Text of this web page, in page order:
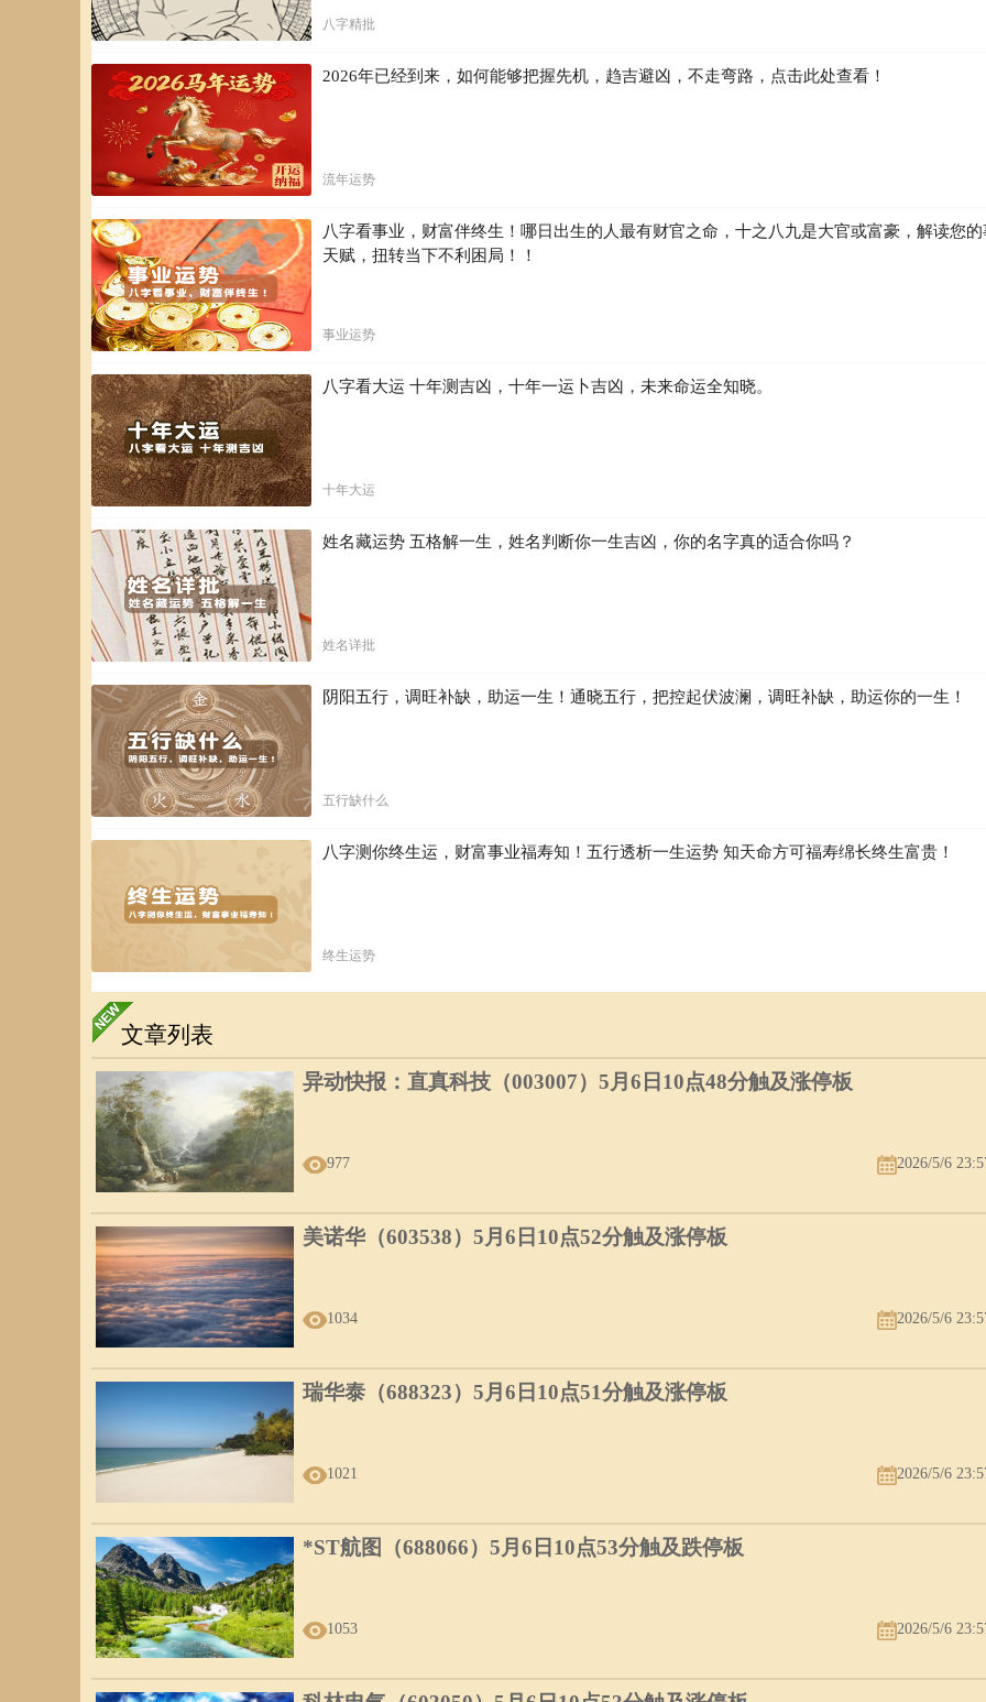
八字精批
2026年已经到来，如何能够把握先机，趋吉避凶，不走弯路，点击此处查看！
流年运势
八字看事业，财富伴终生！哪日出生的人最有财官之命，十之八九是大官或富豪，解读您
天赋，扭转当下不利困局！！
事业运势
八字看大运 十年测吉凶，十年一运卜吉凶，未来命运全知晓。
十年大运
姓名藏运势 五格解一生，姓名判断你一生吉凶，你的名字真的适合你吗？
姓名详批
阴阳五行，调旺补缺，助运一生！通晓五行，把控起伏波澜，调旺补缺，助运你的一生！
五行缺什么
八字测你终生运，财富事业福寿知！五行透析一生运势 知天命方可福寿绵长终生富贵！
终生运势
文章列表
异动快报：直真科技（003007）5月6日10点48分触及涨停板
977 2026/5/6
美诺华（603538）5月6日10点52分触及涨停板
1034 2026/5/6
瑞华泰（688323）5月6日10点51分触及涨停板
1021 2026/5/6
*ST航图（688066）5月6日10点53分触及跌停板
1053 2026/5/6